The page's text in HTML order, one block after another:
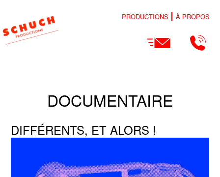
PRODUCTIONS À PROPOS
DOCUMENTAIRE
DIFFÉRENTS, ET ALORS !